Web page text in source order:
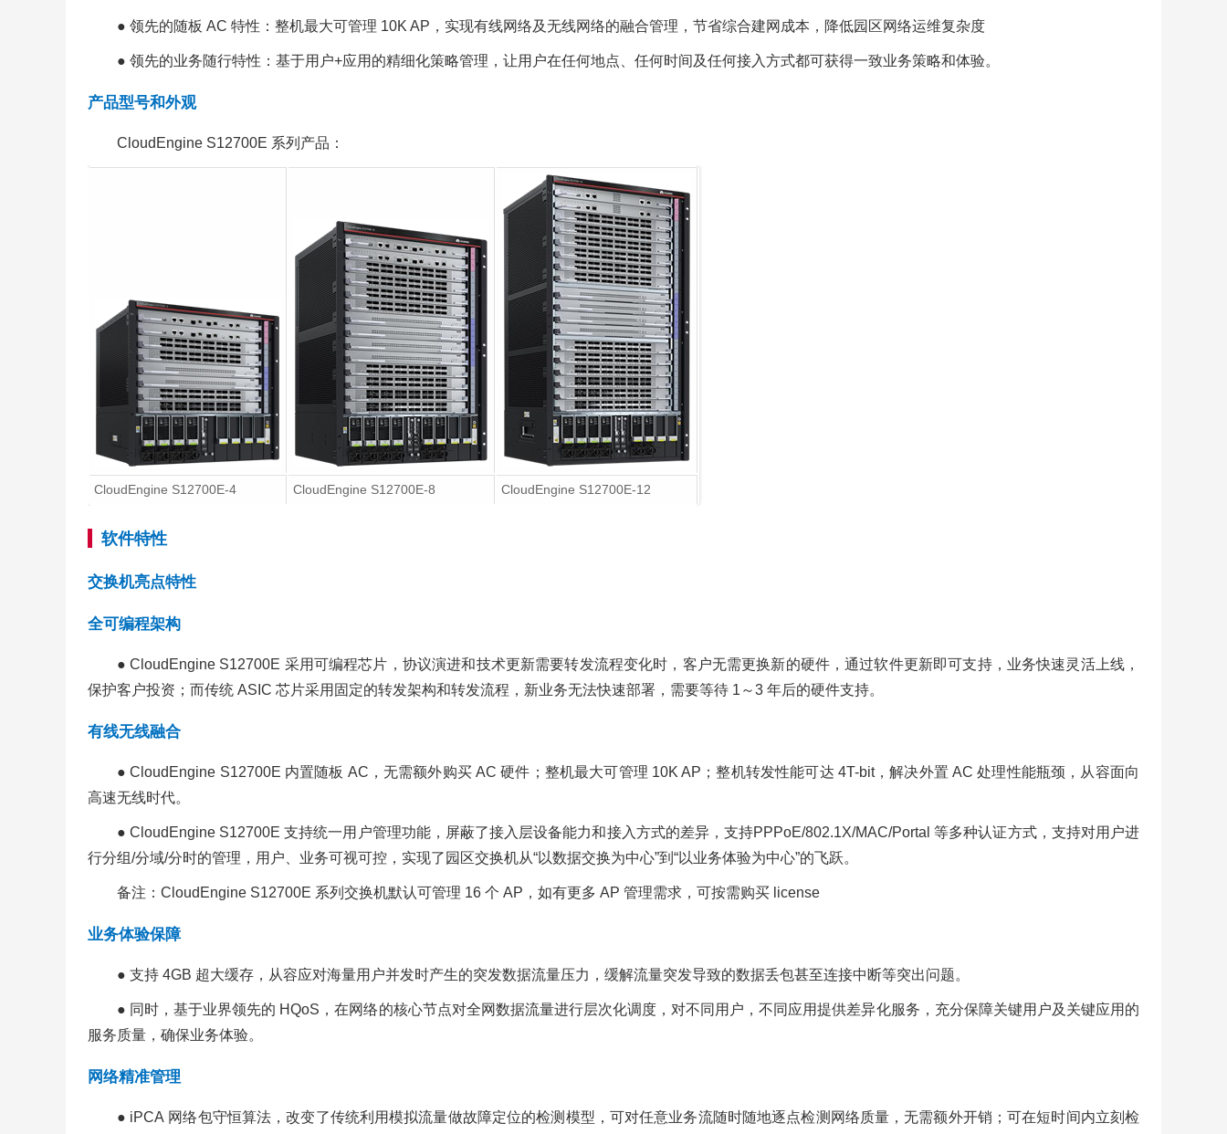
● 领先的随板 AC 特性：整机最大可管理 10K AP，实现有线网络及无线网络的融合管理，节省综合建网成本，降低园区网络运维复杂度
● 领先的业务随行特性：基于用户+应用的精细化策略管理，让用户在任何地点、任何时间及任何接入方式都可获得一致业务策略和体验。
产品型号和外观
CloudEngine S12700E 系列产品：
CloudEngine S12700E-4 CloudEngine S12700E-8 CloudEngine S12700E-12
软件特性
交换机亮点特性
全可编程架构
● CloudEngine S12700E 采用可编程芯片，协议演进和技术更新需要转发流程变化时，客户无需更换新的硬件，通过软件更新即可支持，业务快速灵活上线，
保护客户投资；而传统 ASIC 芯片采用固定的转发架构和转发流程，新业务无法快速部署，需要等待 1～3 年后的硬件支持。
有线无线融合
● CloudEngine S12700E 内置随板 AC，无需额外购买 AC 硬件；整机最大可管理 10K AP；整机转发性能可达 4T-bit，解决外置 AC 处理性能瓶颈，从容面向
高速无线时代。
● CloudEngine S12700E 支持统一用户管理功能，屏蔽了接入层设备能力和接入方式的差异，支持PPPoE/802.1X/MAC/Portal 等多种认证方式，支持对用户进
行分组/分域/分时的管理，用户、业务可视可控，实现了园区交换机从“以数据交换为中心”到“以业务体验为中心”的飞跃。
备注：CloudEngine S12700E 系列交换机默认可管理 16 个 AP，如有更多 AP 管理需求，可按需购买 license
业务体验保障
● 支持 4GB 超大缓存，从容应对海量用户并发时产生的突发数据流量压力，缓解流量突发导致的数据丢包甚至连接中断等突出问题。
● 同时，基于业界领先的 HQoS，在网络的核心节点对全网数据流量进行层次化调度，对不同用户，不同应用提供差异化服务，充分保障关键用户及关键应用的
服务质量，确保业务体验。
网络精准管理
● iPCA 网络包守恒算法，改变了传统利用模拟流量做故障定位的检测模型，可对任意业务流随时随地逐点检测网络质量，无需额外开销；可在短时间内立刻检